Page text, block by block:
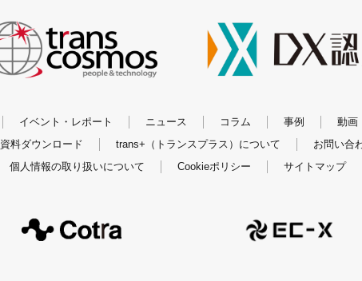
イベント・レポート ニュース コラム 事例 動画
資料ダウンロード trans+（トランスプラス）について お問い合
個人情報の取り扱いについて
Cookieポリシー サイトマップ